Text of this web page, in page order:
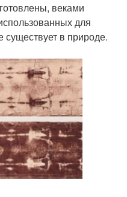
веками
для
существует в природе.